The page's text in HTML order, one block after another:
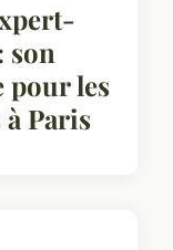
son
pour les
Paris